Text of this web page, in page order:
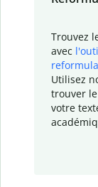
Trouvez
avec
Utilisez
trouver
votre